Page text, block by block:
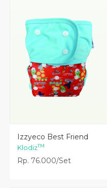
Lihat Detail
Izzyeco Best Friend
KlodizTM
Rp. 76.000/Set